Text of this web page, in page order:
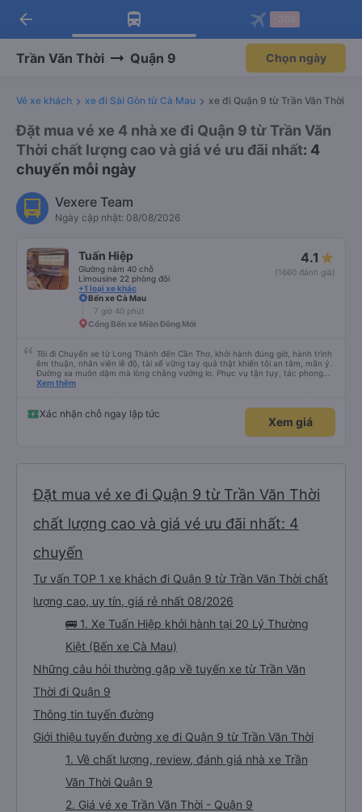
Tải app Vexere ngay!
Nhận ưu đãi thành viên độc
Mở app
Tải app Vexere
-30k/ghế khi đặt vé máy bay qua
Mở app
arrow_back
Trần Văn Thời Quận 9 Chọn ngày
Vé xe khách xe đi Sài Gòn từ Cà Mau xe đi Quận 9 từ Trần Văn Thời
Đặt mua vé xe 4 nhà xe đi Quận 9 từ Trần Văn
Thời chất lượng cao và giá vé ưu đãi nhất: 4
chuyến mỗi ngày
Vexere Team
Ngày cập nhật: 08/08/2026
Tuấn Hiệp
Giường nằm 40 chỗ
Limousine 22 phòng đôi
+1 loại xe khác
4.1
(1660 đánh giá)
Bến xe Cà Mau
7 giờ 40 phút
Cổng Bến xe Miền Đông Mới
Tôi đi Chuyến xe từ Long Thành đến Cần Thơ, khởi hành đúng giờ, hành trình
êm thuận, nhân viên lễ độ, tài xế vững tay quả thật khiến tôi an tâm, mãn ý.
Đường xa muôn dặm mà lòng chẳng vướng lo. Phục vụ tận tụy, tác phong
nghiêm cẩn, hiếm thấy giữa thời buổi kim tiền vội vã. Xã hội loạn đạo. Xin gửi
Xem thêm
Xác nhận chỗ ngay lập tức
Xem giá
Đặt mua vé xe đi Quận 9 từ Trần Văn Thời
chất lượng cao và giá vé ưu đãi nhất: 4
chuyến
Tư vấn TOP 1 xe khách đi Quận 9 từ Trần Văn Thời chất
lượng cao, uy tín, giá rẻ nhất 08/2026
🚌 1. Xe Tuấn Hiệp khởi hành tại 20 Lý Thường
Kiệt (Bến xe Cà Mau)
Những câu hỏi thường gặp về tuyến xe từ Trần Văn
Thời đi Quận 9
Thông tin tuyến đường
Giới thiệu tuyến đường xe đi Quận 9 từ Trần Văn Thời
1. Về chất lượng, review, đánh giá nhà xe Trần
Văn Thời Quận 9
2. Giá vé xe Trần Văn Thời - Quận 9